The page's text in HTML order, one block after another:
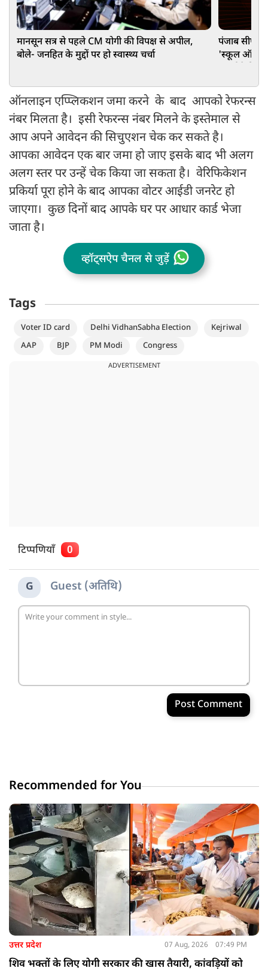
मानसून सत्र से पहले CM योगी की विपक्ष से अपील,
बोले- जनहित के मुद्दों पर हो स्वास्थ्य चर्चा
पंजाब सीएम
'स्कूल ऑफ
ऑनलाइन एप्प्लिकशन जमा करने के बाद आपको रेफरन्स
नंबर मिलता है। इसी रेफरन्स नंबर मिलने के इस्तेमाल से
आप अपने आवेदन की सिचुएशन चेक कर सकते है।
आपका आवेदन एक बार जमा हो जाए इसके बाद भी अलग
अलग स्तर पर उन्हें चेक किया जा सकता है। वेरिफिकेशन
प्रकिर्या पूरा होने के बाद आपका वोटर आईडी जनरेट हो
जाएगा। कुछ दिनों बाद आपके घर पर आधार कार्ड भेजा
जाता है।
व्हॉट्सऐप चैनल से जुड़ें
Tags
Voter ID card Delhi VidhanSabha Election
Kejriwal
AAP
BJP PM Modi Congress
ADVERTISEMENT
टिप्पणियाँ 0
G Guest (अतिथि)
Post Comment
Recommended for You
उत्तर प्रदेश 07 Aug, 2026 07:49 PM
शिव भक्तों के लिए योगी सरकार की खास तैयारी, कांवड़ियों को